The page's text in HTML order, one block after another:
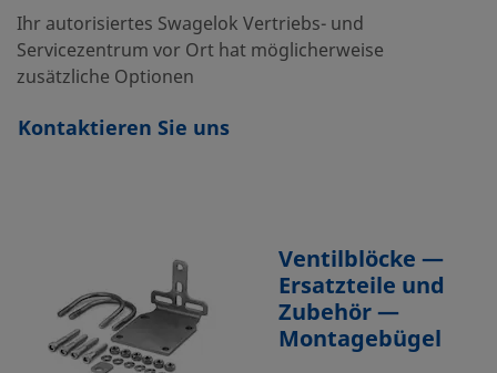
Ihr autorisiertes Swagelok Vertriebs- und
Servicezentrum vor Ort hat möglicherweise
zusätzliche Optionen
Kontaktieren Sie uns
Ventilblöcke —
Ersatzteile und
Zubehör —
Montagebügel